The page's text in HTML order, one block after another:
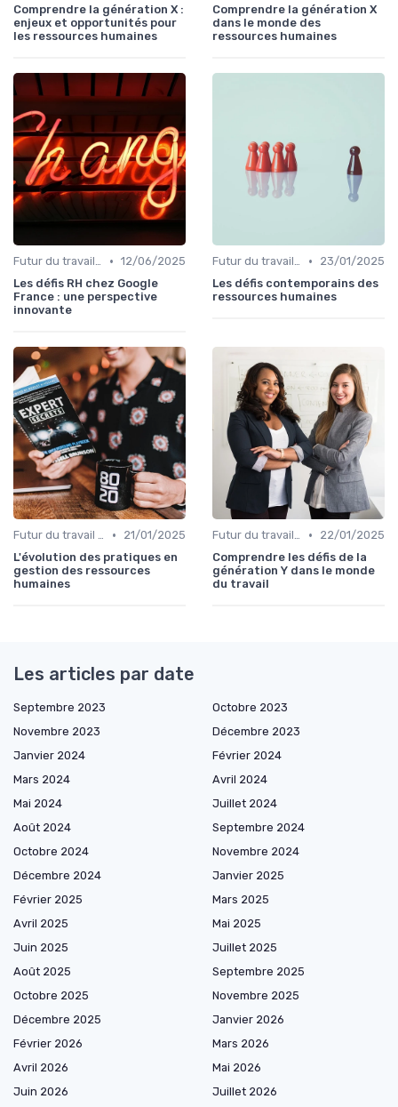
Comprendre la génération X :
enjeux et opportunités pour
les ressources humaines
Comprendre la génération X
dans le monde des
ressources humaines
Futur du travail & tendances RH • 12/06/2025
Les défis RH chez Google
France : une perspective
innovante
Futur du travail & tendances RH •
23/01/2025
Les défis contemporains des
ressources humaines
Futur du travail & tendances RH •
21/01/2025
L'évolution des pratiques en
gestion des ressources
humaines
Futur du travail & tendances RH •
22/01/2025
Comprendre les défis de la
génération Y dans le monde
du travail
Les articles par date
Septembre 2023
Octobre 2023
Novembre 2023
Décembre 2023
Janvier 2024
Février 2024
Mars 2024
Avril 2024
Mai 2024
Juillet 2024
Août 2024
Septembre 2024
Octobre 2024
Novembre 2024
Décembre 2024
Janvier 2025
Février 2025
Mars 2025
Avril 2025
Mai 2025
Juin 2025
Juillet 2025
Août 2025
Septembre 2025
Octobre 2025
Novembre 2025
Décembre 2025
Janvier 2026
Février 2026
Mars 2026
Avril 2026
Mai 2026
Juin 2026
Juillet 2026